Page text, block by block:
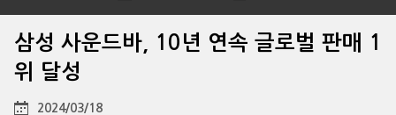
삼성 사운드바, 10년 연속 글로벌 판매 1
위 달성
2024/03/18